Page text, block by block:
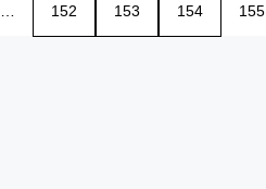
152 153 154 155